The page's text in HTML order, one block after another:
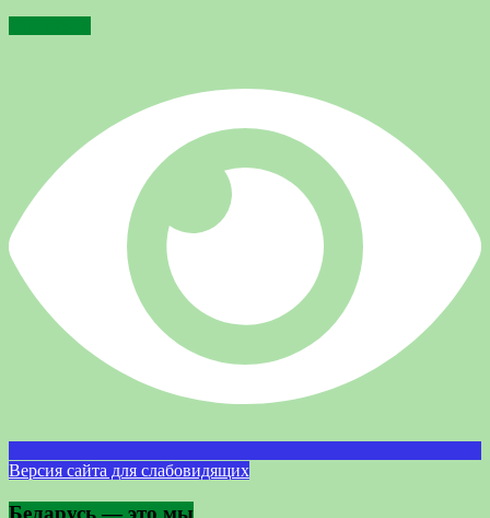
Версия сайта для слабовидящих
Беларусь — это мы